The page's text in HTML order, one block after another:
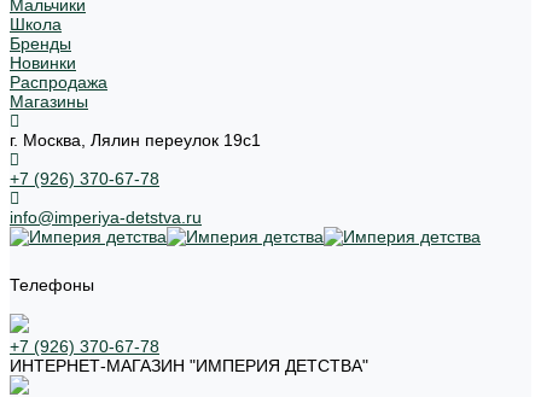
Мальчики
Школа
Бренды
Новинки
Распродажа
Магазины
г. Москва, Лялин переулок 19с1
+7 (926) 370-67-78
info@imperiya-detstva.ru
Телефоны
+7 (926) 370-67-78
ИНТЕРНЕТ-МАГАЗИН "ИМПЕРИЯ ДЕТСТВА"